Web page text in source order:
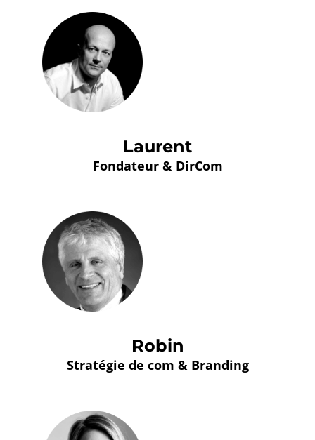
Laurent
Fondateur & DirCom
Robin
Stratégie de com & Branding